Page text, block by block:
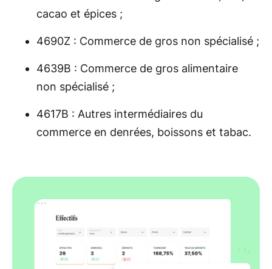
cacao et épices ;
4690Z : Commerce de gros non spécialisé ;
4639B : Commerce de gros alimentaire
non spécialisé ;
4617B : Autres intermédiaires du
commerce en denrées, boissons et tabac.